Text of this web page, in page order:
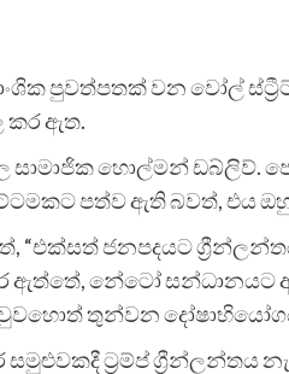
පුවත්පතක් වන වෝල්
කර ඇත.
හොල්මන් ඩබ්ලිව්.
පත්ව ඇති බවත්, එය
ජනපදයට
ඇත්තේ, නේටෝ සන්ධානයට
තුන්වන
සමුළුවකදී ට්‍රම්ප් ග්‍රීන්ලන්තය